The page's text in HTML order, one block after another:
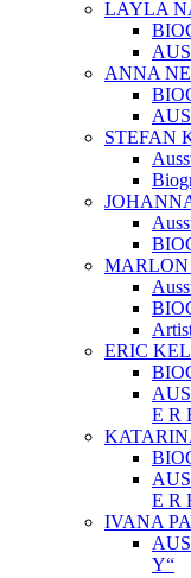
LAYLA
ANNA
STEFAN
MARLON
ERIC
E R
E R
IVANA
Y“